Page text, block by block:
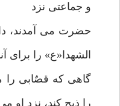
و جماعتی نزد
حضرت می آمدند،
الشهدا«ع» را برای
گاهی که قصٌابی را
را ذبح کند، نزد